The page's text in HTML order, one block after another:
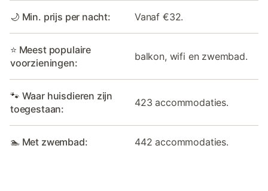
🌙 Min. prijs per nacht: Vanaf €32.
⭐ Meest populaire
voorzieningen:
balkon, wifi en zwembad.
🐾 Waar huisdieren zijn
toegestaan:
423 accommodaties.
🏊 Met zwembad: 442 accommodaties.